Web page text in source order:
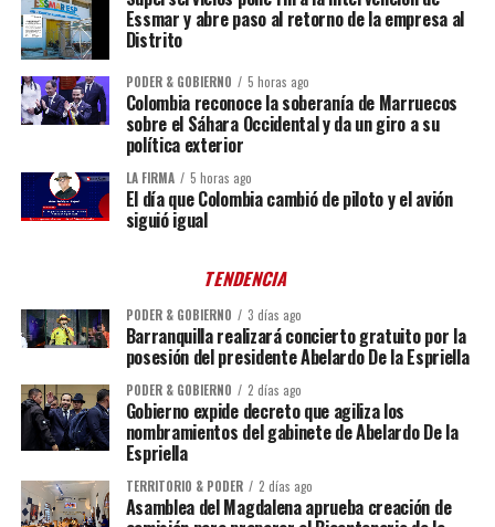
Essmar y abre paso al retorno de la empresa al
Distrito
PODER & GOBIERNO 5 horas ago
Colombia reconoce la soberanía de Marruecos
sobre el Sáhara Occidental y da un giro a su
política exterior
LA FIRMA 5 horas ago
El día que Colombia cambió de piloto y el avión
siguió igual
TENDENCIA
PODER & GOBIERNO 3 días ago
Barranquilla realizará concierto gratuito por la
posesión del presidente Abelardo De la Espriella
PODER & GOBIERNO 2 días ago
Gobierno expide decreto que agiliza los
nombramientos del gabinete de Abelardo De la
Espriella
TERRITORIO & PODER 2 días ago
Asamblea del Magdalena aprueba creación de